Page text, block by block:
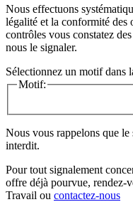
Nous effectuons
légalité et la conformité des
contrôles vous constatez
nous le signaler.
Sélectionnez un motif dans
Motif:
Nous vous rappelons que
interdit.
Pour tout signalement
offre déjà pourvue, rendez-
Travail ou contactez-nous